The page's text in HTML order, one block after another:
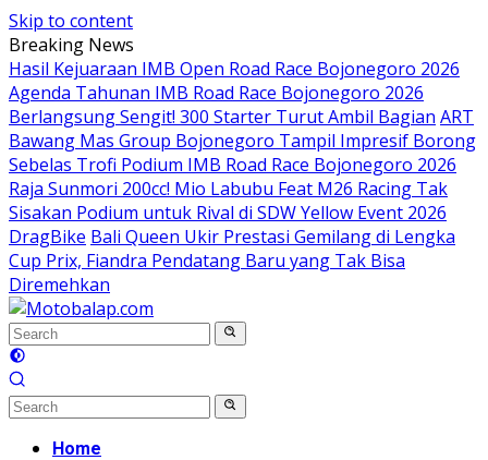
Skip to content
Breaking News
Hasil Kejuaraan IMB Open Road Race Bojonegoro 2026
Agenda Tahunan IMB Road Race Bojonegoro 2026
Berlangsung Sengit! 300 Starter Turut Ambil Bagian ART
Bawang Mas Group Bojonegoro Tampil Impresif Borong
Sebelas Trofi Podium IMB Road Race Bojonegoro 2026
Raja Sunmori 200cc! Mio Labubu Feat M26 Racing Tak
Sisakan Podium untuk Rival di SDW Yellow Event 2026
DragBike Bali Queen Ukir Prestasi Gemilang di Lengka
Cup Prix, Fiandra Pendatang Baru yang Tak Bisa
Diremehkan
Home